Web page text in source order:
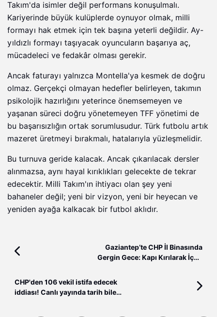
Takım'da isimler değil performans konuşulmalı.
Kariyerinde büyük kulüplerde oynuyor olmak, milli
formayı hak etmek için tek başına yeterli değildir. Ay-
yıldızlı formayı taşıyacak oyuncuların başarıya aç,
mücadeleci ve fedakâr olması gerekir.
Ancak faturayı yalnızca Montella'ya kesmek de doğru
olmaz. Gerçekçi olmayan hedefler belirleyen, takımın
psikolojik hazırlığını yeterince önemsemeyen ve
yaşanan süreci doğru yönetemeyen TFF yönetimi de
bu başarısızlığın ortak sorumlusudur. Türk futbolu artık
mazeret üretmeyi bırakmalı, hatalarıyla yüzleşmelidir.
Bu turnuva geride kalacak. Ancak çıkarılacak dersler
alınmazsa, aynı hayal kırıklıkları gelecekte de tekrar
edecektir. Milli Takım'ın ihtiyacı olan şey yeni
bahaneler değil; yeni bir vizyon, yeni bir heyecan ve
yeniden ayağa kalkacak bir futbol aklıdır.
Gaziantep’te CHP İl Binasında
Gergin Gece: Kapı Kırılarak İçeri
CHP'den 106 vekil istifa edecek
iddiası! Canlı yayında tarih bile